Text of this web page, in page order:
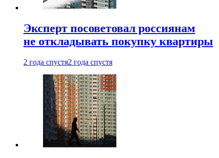
Эксперт посоветовал россиянам
не откладывать покупку квартиры
2 года спустя2 года спустя